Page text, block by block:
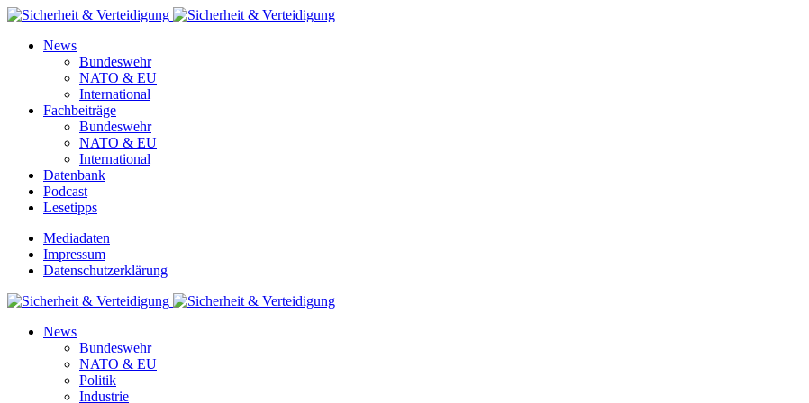
News
Bundeswehr
NATO & EU
International
Fachbeiträge
Bundeswehr
NATO & EU
International
Datenbank
Podcast
Lesetipps
Mediadaten
Impressum
Datenschutzerklärung
News
Bundeswehr
NATO & EU
Politik
Industrie